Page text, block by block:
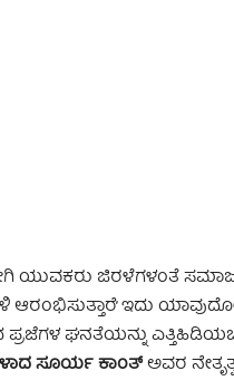
ಯುವಕರು ಜಿರಳೆಗಳಂತೆ
ಆರಂಭಿಸುತ್ತಾರೆ’ ಇದು
ಪ್ರಜೆಗಳ ಘನತೆಯನ್ನು
ಸೂರ್ಯ ಕಾಂತ್ಅವರ